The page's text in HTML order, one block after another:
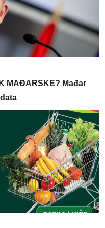
MAĐARSKE? Mađar